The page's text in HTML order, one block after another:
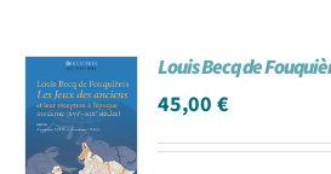
Louis Becq de
45,00€